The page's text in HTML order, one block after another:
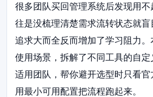
很多团队买回管理系统后发现用
往是没梳理清楚需求流转状态就
追求大而全反而增加了学习阻力
使用场景，拆解了不同工具的自
适用团队，帮你避开选型时只看官
用最小可用配置把流程跑起来。